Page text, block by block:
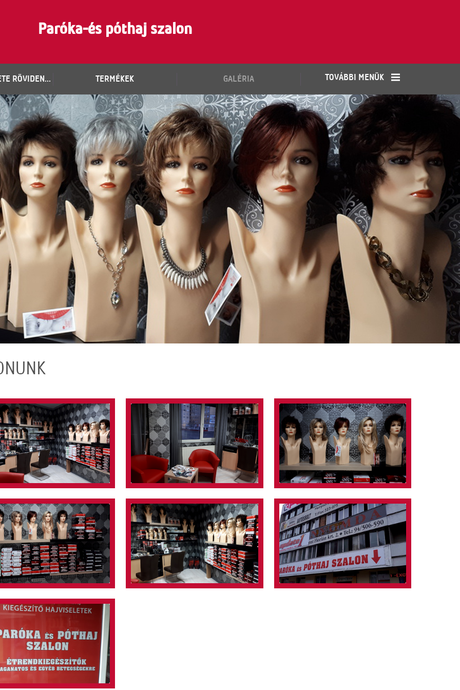
Paróka-és póthaj szalon
RÖVIDEN... TERMÉKEK GALÉRIA TOVÁBBI MENÜK